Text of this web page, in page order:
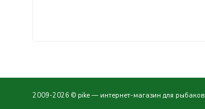
2009-2026 © pike — интернет-магазин для рыбаков